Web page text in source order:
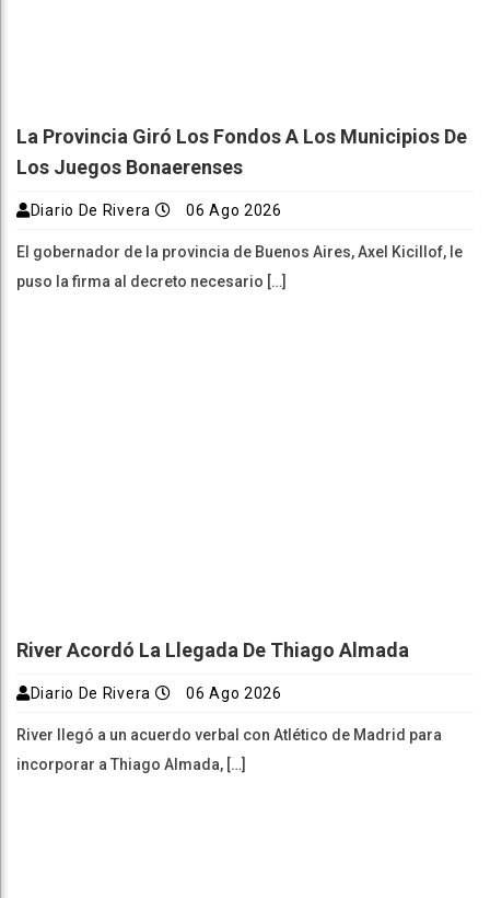
La Provincia Giró Los Fondos A Los Municipios De
Los Juegos Bonaerenses
Diario De Rivera 06 Ago 2026
El gobernador de la provincia de Buenos Aires, Axel Kicillof, le
puso la firma al decreto necesario […]
River Acordó La Llegada De Thiago Almada
Diario De Rivera 06 Ago 2026
River llegó a un acuerdo verbal con Atlético de Madrid para
incorporar a Thiago Almada, […]